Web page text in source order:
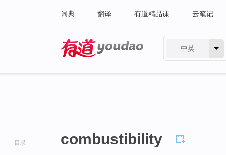
词典 翻译 有道精品课 云笔记
中英
目录 combustibility